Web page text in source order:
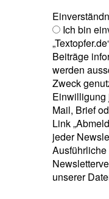
Ich bin
Beiträge
werden
Zweck
Einwilligung
Mail, Brief
Link
jeder
unserer